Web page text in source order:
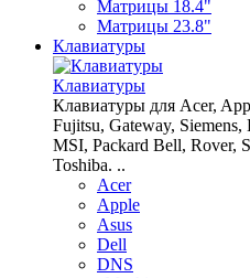
Матрицы 18.4"
Матрицы 23.8"
Клавиатуры
Клавиатуры
Клавиатуры для Acer,
Fujitsu, Gateway,
MSI, Packard Bell, Rover,
Toshiba. ..
Acer
Apple
Asus
Dell
DNS